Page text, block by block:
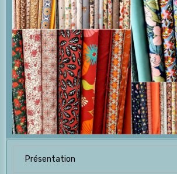
Présentation